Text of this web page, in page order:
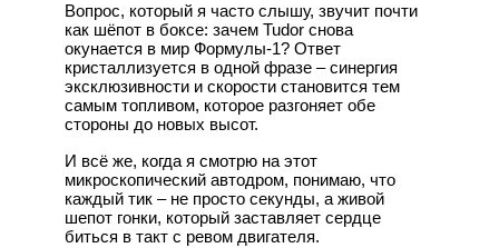
Вопрос, который я часто слышу, звучит почти
как шёпот в боксе: зачем Tudor снова
окунается в мир Формулы‑1? Ответ
кристаллизуется в одной фразе – синергия
эксклюзивности и скорости становится тем
самым топливом, которое разгоняет обе
стороны до новых высот.
И всё же, когда я смотрю на этот
микроскопический автодром, понимаю, что
каждый тик – не просто секунды, а живой
шепот гонки, который заставляет сердце
биться в такт с ревом двигателя.